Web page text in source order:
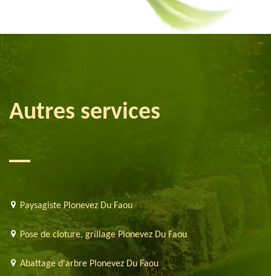
Autres services
Paysagiste Plonevez Du Faou
Pose de cloture, grillage Plonevez Du Faou
Abattage d'arbre Plonevez Du Faou